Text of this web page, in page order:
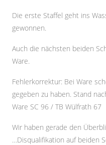
Die erste Staffel geht ins
gewonnen.
Auch die nächsten beiden
Ware.
Fehlerkorrektur: Bei Ware
gegeben zu haben. Stand
Ware SC 96 / TB Wülfrath 67
Wir haben gerade den
…Disqualifikation auf beiden